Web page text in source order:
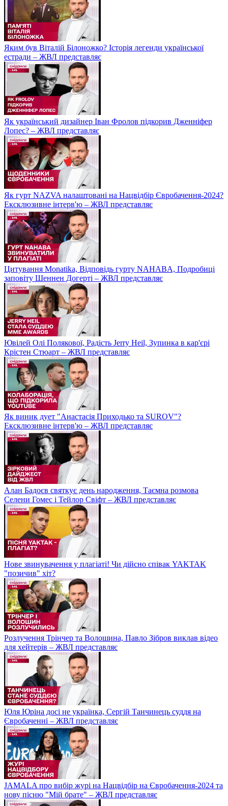
Яким був Віталій Білоножко? Історія легенди української
естради – ЖВЛ представляє
Як український дизайнер Іван Фролов підкорив Дженніфер
Лопес? – ЖВЛ представляє
Як гурт NAZVA налаштовані на Нацвідбір Євробачення-2024?
Ексклюзивне інтерв'ю – ЖВЛ представляє
Цитування Monatikа, Відповідь гурту NAHABA, Подробиці
заповіту Шеннен Догерті – ЖВЛ представляє
Ювілей Олі Полякової, Радість Jerry Heil, Зупинка в кар'єрі
Крістен Стюарт – ЖВЛ представляє
Як виник дует "Анастасія Приходько та SUROV"?
Ексклюзивне інтерв'ю – ЖВЛ представляє
Алан Бадоєв святкує день народження, Таємна розмова
Селени Гомес і Тейлор Свіфт – ЖВЛ представляє
Нове звинувачення у плагіаті! Чи дійсно співак YAKTAK
"позичив" хіт?
Розлучення Трінчер та Волошина, Павло Зібров виклав відео
для хейтерів – ЖВЛ представляє
Юля Юріна досі не українка, Сергій Танчинець суддя на
Євробаченні – ЖВЛ представляє
JAMALA про вибір журі на Нацвідбір на Євробачення-2024 та
нову пісню "Мій брате" – ЖВЛ представляє